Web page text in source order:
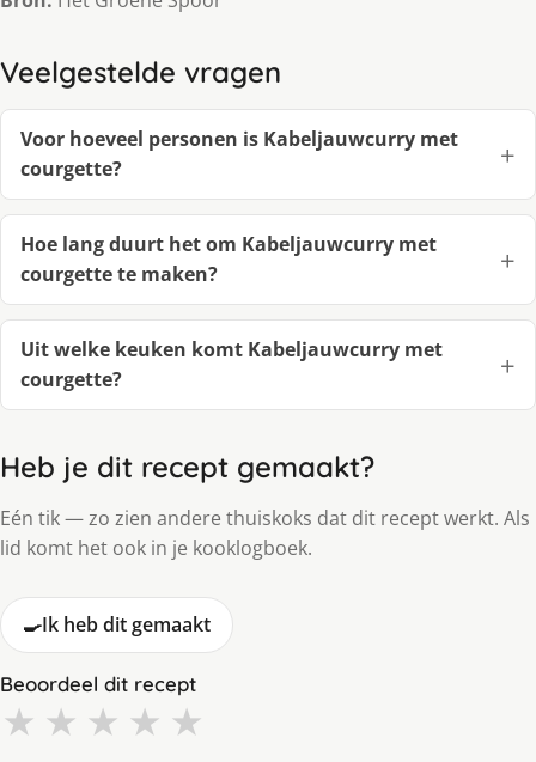
Veelgestelde vragen
Voor hoeveel personen is Kabeljauwcurry met
courgette?
Hoe lang duurt het om Kabeljauwcurry met
courgette te maken?
Uit welke keuken komt Kabeljauwcurry met
courgette?
Heb je dit recept gemaakt?
Eén tik — zo zien andere thuiskoks dat dit recept werkt. Als
lid komt het ook in je kooklogboek.
🍳Ik heb dit gemaakt
Beoordeel dit recept
★ ★ ★ ★ ★